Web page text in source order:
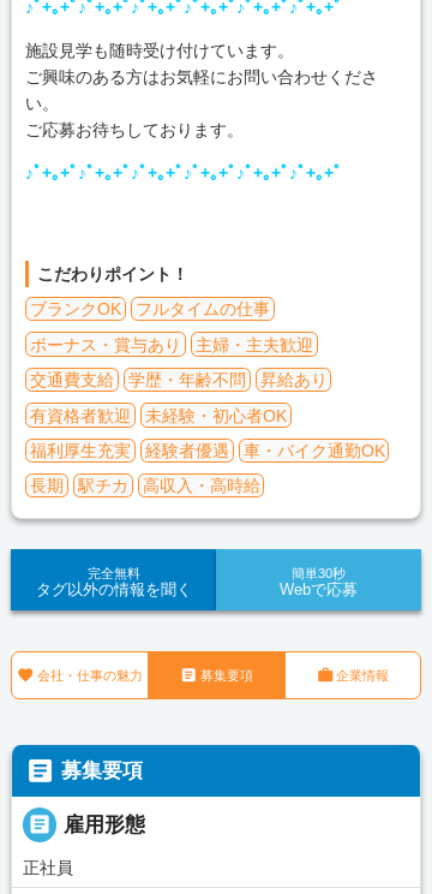
♪ﾟ+｡+ﾟ♪ﾟ+｡+ﾟ♪ﾟ+｡+ﾟ♪ﾟ+｡+ﾟ♪ﾟ+｡+ﾟ♪ﾟ+｡+ﾟ
施設見学も随時受け付けています。
ご興味のある方はお気軽にお問い合わせくださ
い。
ご応募お待ちしております。
♪ﾟ+｡+ﾟ♪ﾟ+｡+ﾟ♪ﾟ+｡+ﾟ♪ﾟ+｡+ﾟ♪ﾟ+｡+ﾟ♪ﾟ+｡+ﾟ
こだわりポイント！
ブランクOK
フルタイムの仕事
ボーナス・賞与あり
主婦・主夫歓迎
交通費支給
学歴・年齢不問
昇給あり
有資格者歓迎
未経験・初心者OK
福利厚生充実
経験者優遇
車・バイク通勤OK
長期
駅チカ 高収入・高時給
完全無料
タグ以外の情報を聞く
簡単30秒
Webで応募
 会社・仕事の魅力  募集要項 企業情報
 募集要項
 雇用形態
正社員